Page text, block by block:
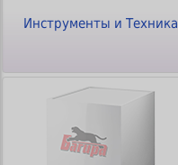
Инструменты и Техника